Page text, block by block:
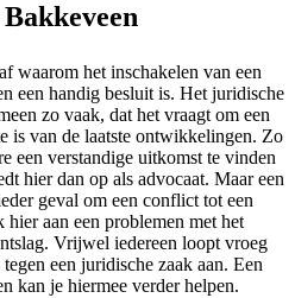
waarom het inschakelen van een
een handig besluit is. Het juridische
zo vaak, dat het vraagt om een
is van de laatste ontwikkelingen. Zo
een verstandige uitkomst te vinden
hier dan op als advocaat. Maar een
geval om een conflict tot een
aan een problemen met het
Vrijwel iedereen loopt vroeg
een juridische zaak aan. Een
kan je hiermee verder helpen.